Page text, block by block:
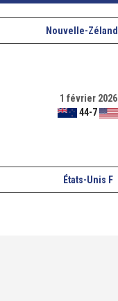
Nouvelle-
1 février 2026
44-7
États-Unis F